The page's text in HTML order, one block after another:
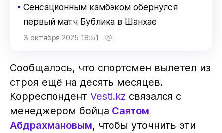
▪ Сенсационным камбэком обернулся
первый матч Бублика в Шанхае
3 октября 2025 18:51
Сообщалось, что спортсмен вылетел из
строя ещё на десять месяцев.
Корреспондент Vesti.kz связался с
менеджером бойца Саятом
Абдрахмановым, чтобы уточнить эти